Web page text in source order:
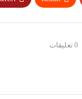
0 تعليقات